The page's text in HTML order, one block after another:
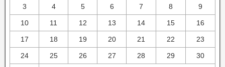
3 4 5 6 7 8 9
10 11 12 13 14 15 16
17 18 19 20 21 22 23
24 25 26 27 28 29 30